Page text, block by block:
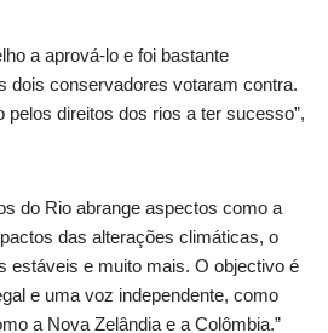
a aprová-lo e foi bastante
dois conservadores votaram contra.
pelos direitos dos rios a ter sucesso”,
do Rio abrange aspectos como a
das alterações climáticas, o
estáveis ​​e muito mais. O objectivo é
e uma voz independente, como
a Nova Zelândia e a Colômbia.”